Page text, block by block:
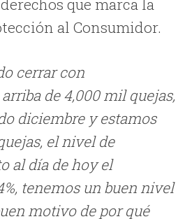
al Consumidor.
cerrar con
de 4,000 mil quejas,
diciembre y estamos
el nivel de
al día de hoy el
tenemos un buen nivel
motivo de por qué